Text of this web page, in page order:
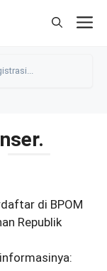
di BPOM
Republik